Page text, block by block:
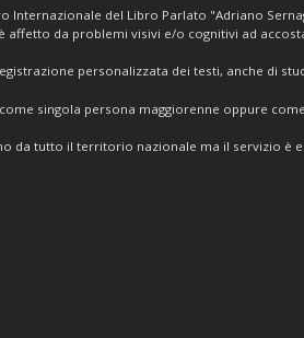
Internazionale del Libro Parlato "Adriano
affetto da problemi visivi e/o cognitivi ad
personalizzata dei testi, anche di
singola persona maggiorenne oppure
da tutto il territorio nazionale ma il servizio è